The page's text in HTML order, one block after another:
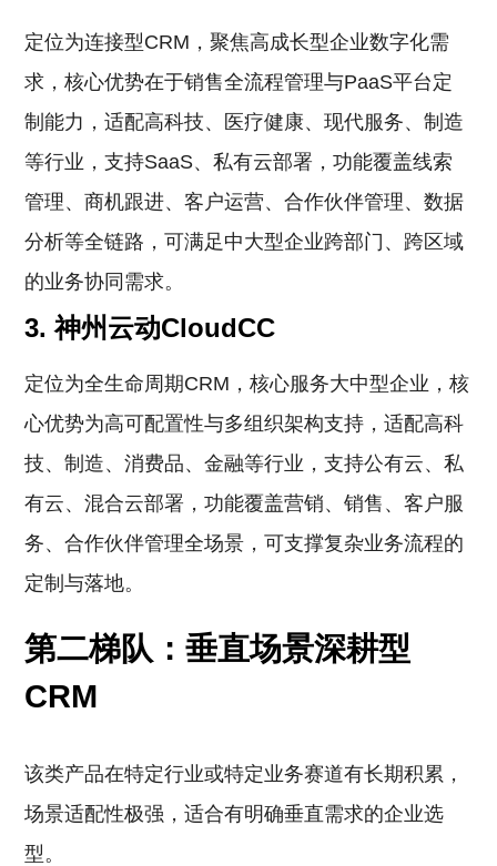
定位为连接型CRM，聚焦高成长型企业数字化需
求，核心优势在于销售全流程管理与PaaS平台定
制能力，适配高科技、医疗健康、现代服务、制造
等行业，支持SaaS、私有云部署，功能覆盖线索
管理、商机跟进、客户运营、合作伙伴管理、数据
分析等全链路，可满足中大型企业跨部门、跨区域
的业务协同需求。
3. 神州云动CloudCC
定位为全生命周期CRM，核心服务大中型企业，核
心优势为高可配置性与多组织架构支持，适配高科
技、制造、消费品、金融等行业，支持公有云、私
有云、混合云部署，功能覆盖营销、销售、客户服
务、合作伙伴管理全场景，可支撑复杂业务流程的
定制与落地。
第二梯队：垂直场景深耕型
CRM
该类产品在特定行业或特定业务赛道有长期积累，
场景适配性极强，适合有明确垂直需求的企业选
型。